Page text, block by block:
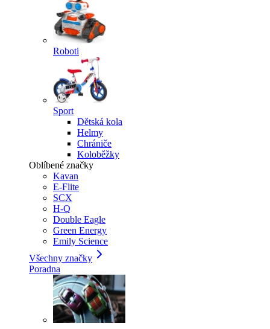
Roboti
Sport
Dětská kola
Helmy
Chrániče
Koloběžky
Oblíbené značky
Kavan
E-Flite
SCX
H-Q
Double Eagle
Green Energy
Emily Science
Všechny značky
Poradna